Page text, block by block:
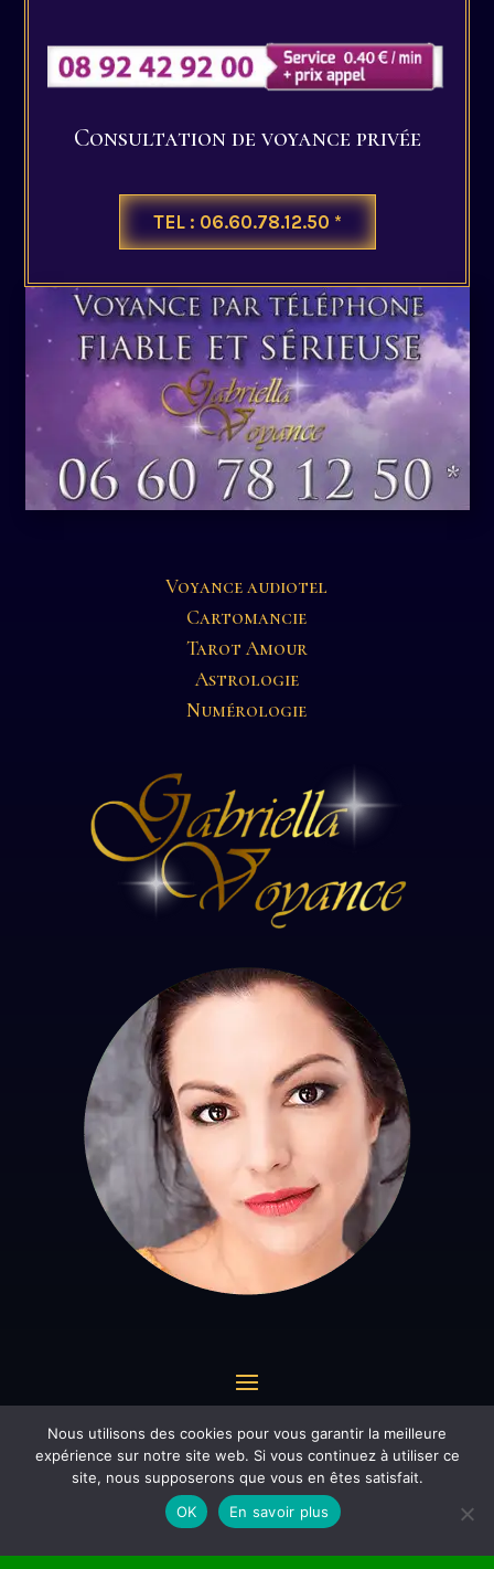
Consultation de voyance privée
TEL : 06.60.78.12.50 *
Voyance audiotel
Cartomancie
Tarot Amour
Astrologie
Numérologie
* 10€/10mn – © gabriellavoyance.com –
Nous utilisons des cookies pour vous garantir la meilleure
expérience sur notre site web. Si vous continuez à utiliser ce
site, nous supposerons que vous en êtes satisfait.
OK
En savoir plus